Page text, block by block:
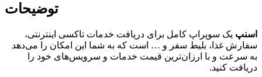
توضیحات
اسنپ یک سوپراپ کامل برای دریافت خدمات تاکسی اینترنتی،
سفارش غذا، بلیط سفر و … است که به شما این امکان را می‌دهد
به سرعت و با ارزان‌ترین قیمت خدمات و سرویس‌های خود را
دریافت کنید.